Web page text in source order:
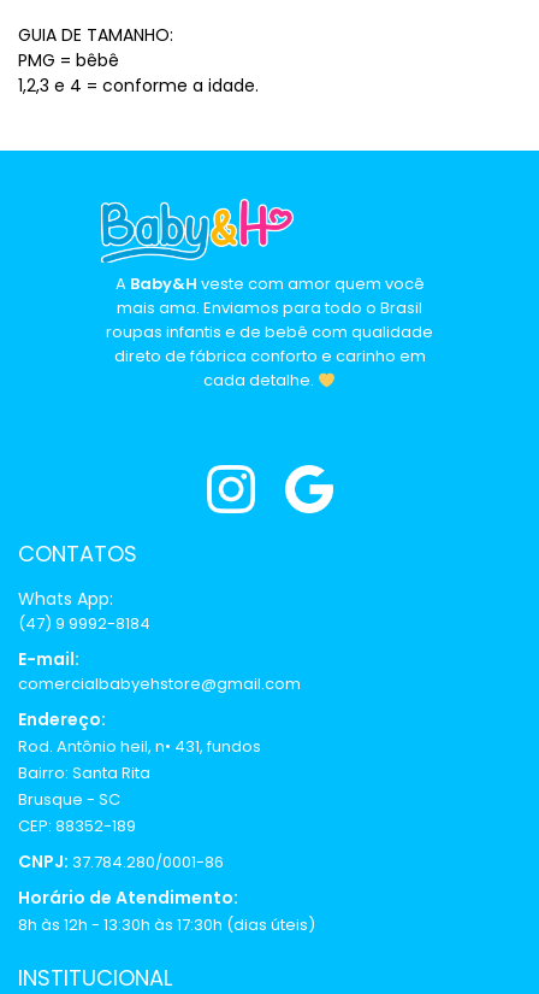
GUIA DE TAMANHO:
PMG = bêbê
1,2,3 e 4 = conforme a idade.
A Baby&H veste com amor quem você
mais ama. Enviamos para todo o Brasil
roupas infantis e de bebê com qualidade
direto de fábrica conforto e carinho em
cada detalhe.
CONTATOS
Whats App:
(47) 9 9992-8184
E-mail:
comercialbabyehstore@gmail.com
Endereço:
Rod. Antônio heil, n• 431, fundos
Bairro: Santa Rita
Brusque - SC
CEP: 88352-189
CNPJ: 37.784.280/0001-86
Horário de Atendimento:
8h às 12h - 13:30h às 17:30h (dias úteis)
INSTITUCIONAL